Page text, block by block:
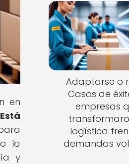
en
la
y
Adaptarse o
Casos de
empresas
logística
demandas